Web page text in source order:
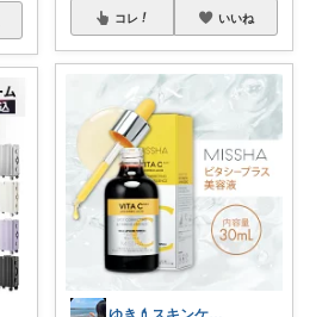
コレ いいね